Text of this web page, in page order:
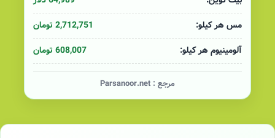
مس هر کیلو:
2,712,751 تومان
آلومینیوم هر کیلو:
608,007 تومان
مرجع : Parsanoor.net